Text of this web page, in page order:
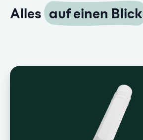
Alles auf einen Blick